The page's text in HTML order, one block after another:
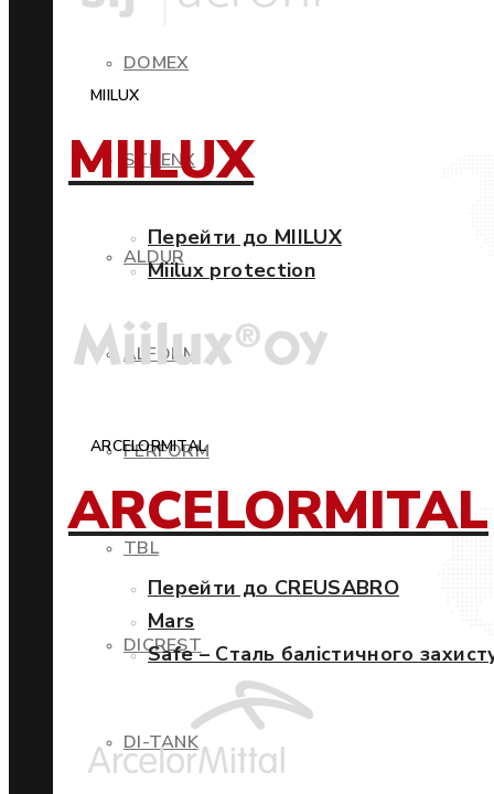
DOMEX
STRENX
ALDUR
ALFORM
PERFORM
TBL
DICREST
DI-TANK
MIILUX
MIILUX
Перейти до MIILUX
Miilux protection
ARCELORMITAL
ARCELORMITAL
Перейти до CREUSABRO
Mars
Safe – Сталь балістичного